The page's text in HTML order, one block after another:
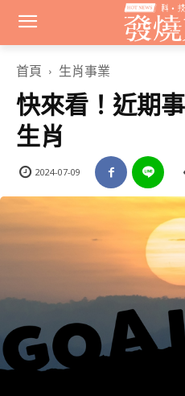
首頁 生肖事業
快來看！近期
生肖
2024-07-09